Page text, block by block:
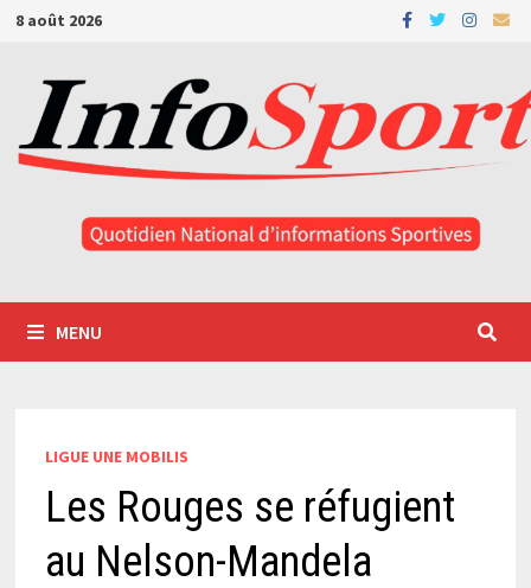
Passer
contenu
8 août 2026
MENU
LIGUE UNE MOBILIS
Les Rouges se réfugient
au Nelson-Mandela